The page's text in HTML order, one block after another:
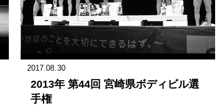
2017.08.30
2013年 第44回 宮崎県ボディビル選
手権